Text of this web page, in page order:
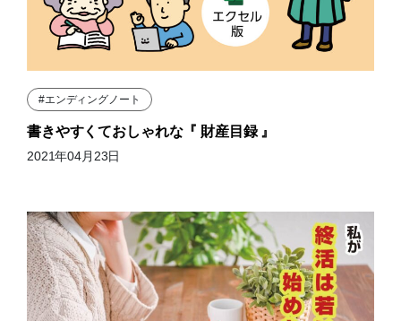
#エンディングノート
書きやすくておしゃれな『 財産目録 』
2021年04月23日